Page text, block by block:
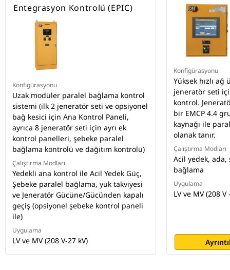
Entegrasyon Kontrolü (EPIC)
Konfigürasyonu
Uzak modüler paralel bağlama kontrol
sistemi (ilk 2 jeneratör seti ve opsiyonel
bağ kesici için Ana Kontrol Paneli,
ayrıca 8 jeneratör seti için ayrı ek
kontrol panelleri, şebeke paralel
bağlama kontrolü ve dağıtım kontrolü)
Çalıştırma Modları
Yedekli ana kontrol ile Acil Yedek Güç,
Şebeke paralel bağlama, yük takviyesi
ve Jeneratör Gücüne/Gücünden kapalı
geçiş (opsiyonel şebeke kontrol paneli
ile)
Uygulama
LV ve MV (208 V-27 kV)
Konfigürasyonu
Yüksek hızlı
jeneratör seti
kontrol.
bir EMCP 4.4
kaynağı ile
olanak tanır.
Çalıştırma Modları
Acil yedek,
bağlama
Uygulama
LV ve MV (208 V